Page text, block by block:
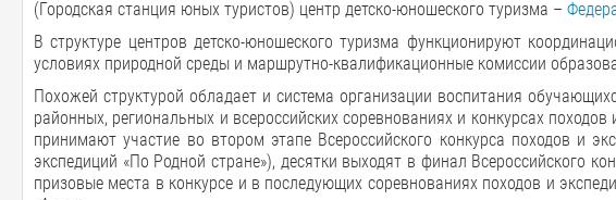
(Городская станция юных туристов) центр детско-юношеского туризма –
В структуре центров детско-юношеского туризма функционируют
условиях природной среды и маршрутно-квалификационные комиссии
Похожей структурой обладает и система организации воспитания
районных, региональных и всероссийских соревнованиях и конкурсах
принимают участие во втором этапе Всероссийского конкурса походов и
экспедиций «По Родной стране»), десятки выходят в финал Всероссийского
призовые места в конкурсе и в последующих соревнованиях походов и